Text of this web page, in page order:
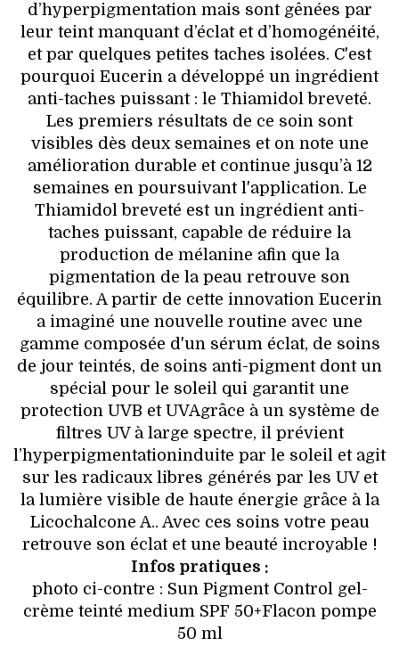
d’hyperpigmentation mais sont gênées par
leur teint manquant d’éclat et d’homogénéité,
et par quelques petites taches isolées. C'est
pourquoi Eucerin a développé un ingrédient
anti-taches puissant : le Thiamidol breveté.
Les premiers résultats de ce soin sont
visibles dès deux semaines et on note une
amélioration durable et continue jusqu’à 12
semaines en poursuivant l'application. Le
Thiamidol breveté est un ingrédient anti-
taches puissant, capable de réduire la
production de mélanine afin que la
pigmentation de la peau retrouve son
équilibre. A partir de cette innovation Eucerin
a imaginé une nouvelle routine avec une
gamme composée d'un sérum éclat, de soins
de jour teintés, de soins anti-pigment dont un
spécial pour le soleil qui garantit une
protection UVB et UVAgrâce à un système de
filtres UV à large spectre, il prévient
l’hyperpigmentationinduite par le soleil et agit
sur les radicaux libres générés par les UV et
la lumière visible de haute énergie grâce à la
Licochalcone A.. Avec ces soins votre peau
retrouve son éclat et une beauté incroyable !
Infos pratiques :
photo ci-contre : Sun Pigment Control gel-
crème teinté medium SPF 50+Flacon pompe
50 ml